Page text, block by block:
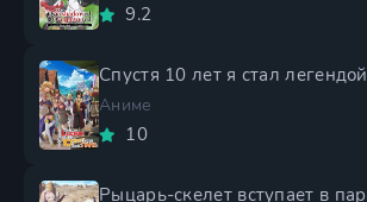
9.2
Спустя 10 лет я стал легендой
Аниме
10